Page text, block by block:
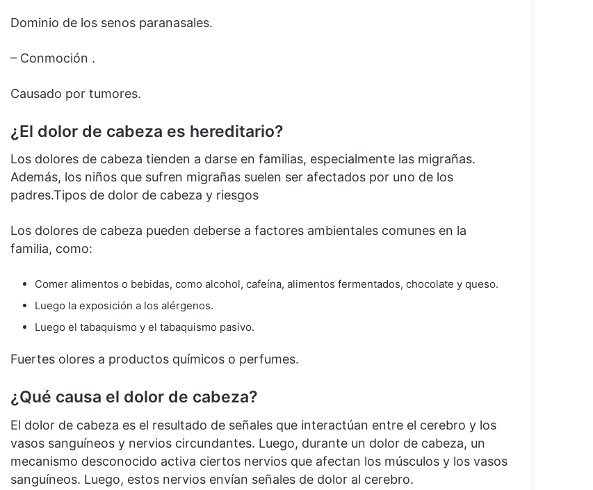
Dominio de los senos paranasales.
– Conmoción .
Causado por tumores.
¿El dolor de cabeza es hereditario?
Los dolores de cabeza tienden a darse en familias, especialmente las migrañas.
Además, los niños que sufren migrañas suelen ser afectados por uno de los
padres.Tipos de dolor de cabeza y riesgos
Los dolores de cabeza pueden deberse a factores ambientales comunes en la
familia, como:
Comer alimentos o bebidas, como alcohol, cafeína, alimentos fermentados, chocolate y queso.
Luego la exposición a los alérgenos.
Luego el tabaquismo y el tabaquismo pasivo.
Fuertes olores a productos químicos o perfumes.
¿Qué causa el dolor de cabeza?
El dolor de cabeza es el resultado de señales que interactúan entre el cerebro y los
vasos sanguíneos y nervios circundantes. Luego, durante un dolor de cabeza, un
mecanismo desconocido activa ciertos nervios que afectan los músculos y los vasos
sanguíneos. Luego, estos nervios envían señales de dolor al cerebro.